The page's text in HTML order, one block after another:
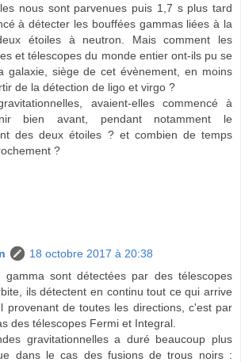
nous sont parvenues puis 1,7 s plus tard
à détecter les bouffées gammas liées à la
étoiles à neutron. Mais comment les
et télescopes du monde entier ont-ils pu se
galaxie, siège de cet évènement, en moins
de la détection de ligo et virgo ?
avaient-elles commencé à
bien avant, pendant notamment le
des deux étoiles ? et combien de temps
?
18 octobre 2017 à 20:38
gamma sont détectées par des télescopes
ils détectent en continu tout ce qui arrive
provenant de toutes les directions, c'est par
des télescopes Fermi et Integral.
gravitationnelles a duré beaucoup plus
dans le cas des fusions de trous noirs :